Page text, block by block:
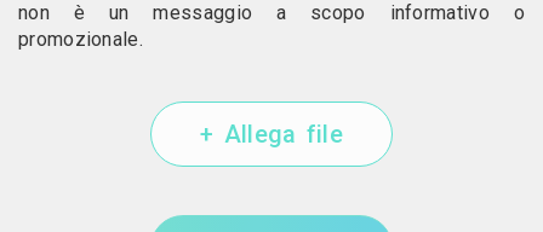
non è un messaggio a scopo informativo o
promozionale.
+ Allega file